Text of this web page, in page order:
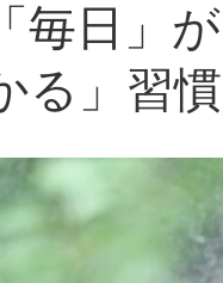
毎日」
る」習